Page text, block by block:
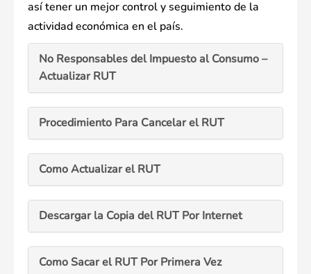
así tener un mejor control y seguimiento de la
actividad económica en el país.
No Responsables del Impuesto al Consumo –
Actualizar RUT
Procedimiento Para Cancelar el RUT
Como Actualizar el RUT
Descargar la Copia del RUT Por Internet
Como Sacar el RUT Por Primera Vez